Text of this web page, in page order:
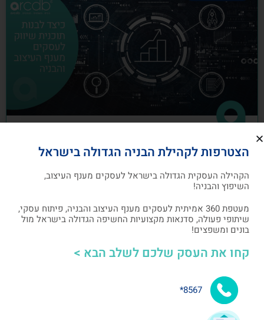
כיצד לבנות תוכנית שיווק לעסקים מענף
העיצוב והבניה
תוכנית שיווק הנה תוכנית כתובה, המהווה מפת דרכים
אלעד גרגיר - מייסד ומנכ"ל arcdb 05/07/2023
הצטרפות לקהילת הבניה הגדולה בישראל
הקהילה העסקית הגדולה בישראל לעסקים מענף העיצוב,
השיפוץ והבניה!
מעטפת 360 אמיתית לעסקים מענף העיצוב והבניה, פיתוח עסקי,
שיתופי פעולה, סדנאות מקצועיות החשיפה הגדולה בישראל מול
בונים ומשפצים!
קחו את העסק שלכם לשלב הבא >
8567*